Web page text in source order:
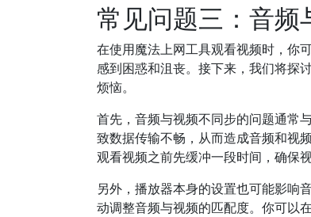
常见问题三：音频
在使用魔法上网工具观看视频时，你
感到困惑和沮丧。接下来，我们将探
烦恼。
首先，音频与视频不同步的问题通常
致数据传输不畅，从而造成音频和视
观看视频之前先缓冲一段时间，确保视
另外，播放器本身的设置也可能影响
动调整音频与视频的匹配度。你可以